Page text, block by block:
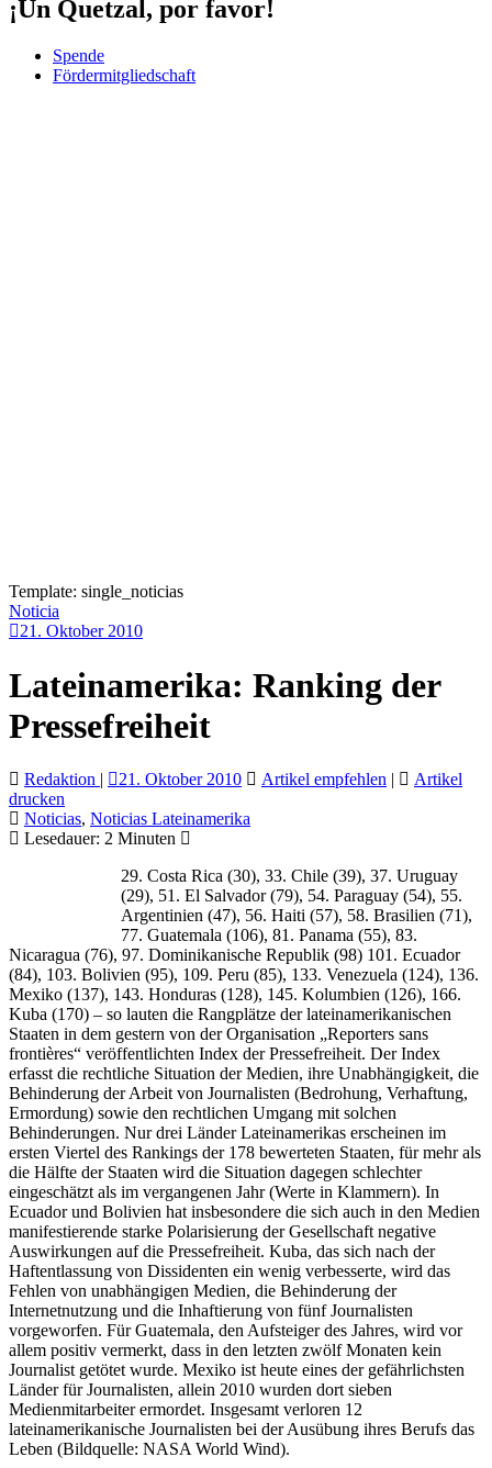
¡Un Quetzal, por favor!
Spende
Fördermitgliedschaft
Template: single_noticias
Noticia
21. Oktober 2010
Lateinamerika: Ranking der
Pressefreiheit
Redaktion | 21. Oktober 2010 Artikel empfehlen |
Artikel
drucken
Noticias, Noticias Lateinamerika
Lesedauer: 2 Minuten
29. Costa Rica (30), 33. Chile (39), 37. Uruguay
(29), 51. El Salvador (79), 54. Paraguay (54), 55.
Argentinien (47), 56. Haiti (57), 58. Brasilien (71),
77. Guatemala (106), 81. Panama (55), 83.
Nicaragua (76), 97. Dominikanische Republik (98) 101. Ecuador
(84), 103. Bolivien (95), 109. Peru (85), 133. Venezuela (124), 136.
Mexiko (137), 143. Honduras (128), 145. Kolumbien (126), 166.
Kuba (170) – so lauten die Rangplätze der lateinamerikanischen
Staaten in dem gestern von der Organisation „Reporters sans
frontières“ veröffentlichten Index der Pressefreiheit. Der Index
erfasst die rechtliche Situation der Medien, ihre Unabhängigkeit, die
Behinderung der Arbeit von Journalisten (Bedrohung, Verhaftung,
Ermordung) sowie den rechtlichen Umgang mit solchen
Behinderungen. Nur drei Länder Lateinamerikas erscheinen im
ersten Viertel des Rankings der 178 bewerteten Staaten, für mehr als
die Hälfte der Staaten wird die Situation dagegen schlechter
eingeschätzt als im vergangenen Jahr (Werte in Klammern). In
Ecuador und Bolivien hat insbesondere die sich auch in den Medien
manifestierende starke Polarisierung der Gesellschaft negative
Auswirkungen auf die Pressefreiheit. Kuba, das sich nach der
Haftentlassung von Dissidenten ein wenig verbesserte, wird das
Fehlen von unabhängigen Medien, die Behinderung der
Internetnutzung und die Inhaftierung von fünf Journalisten
vorgeworfen. Für Guatemala, den Aufsteiger des Jahres, wird vor
allem positiv vermerkt, dass in den letzten zwölf Monaten kein
Journalist getötet wurde. Mexiko ist heute eines der gefährlichsten
Länder für Journalisten, allein 2010 wurden dort sieben
Medienmitarbeiter ermordet. Insgesamt verloren 12
lateinamerikanische Journalisten bei der Ausübung ihres Berufs das
Leben (Bildquelle: NASA World Wind).